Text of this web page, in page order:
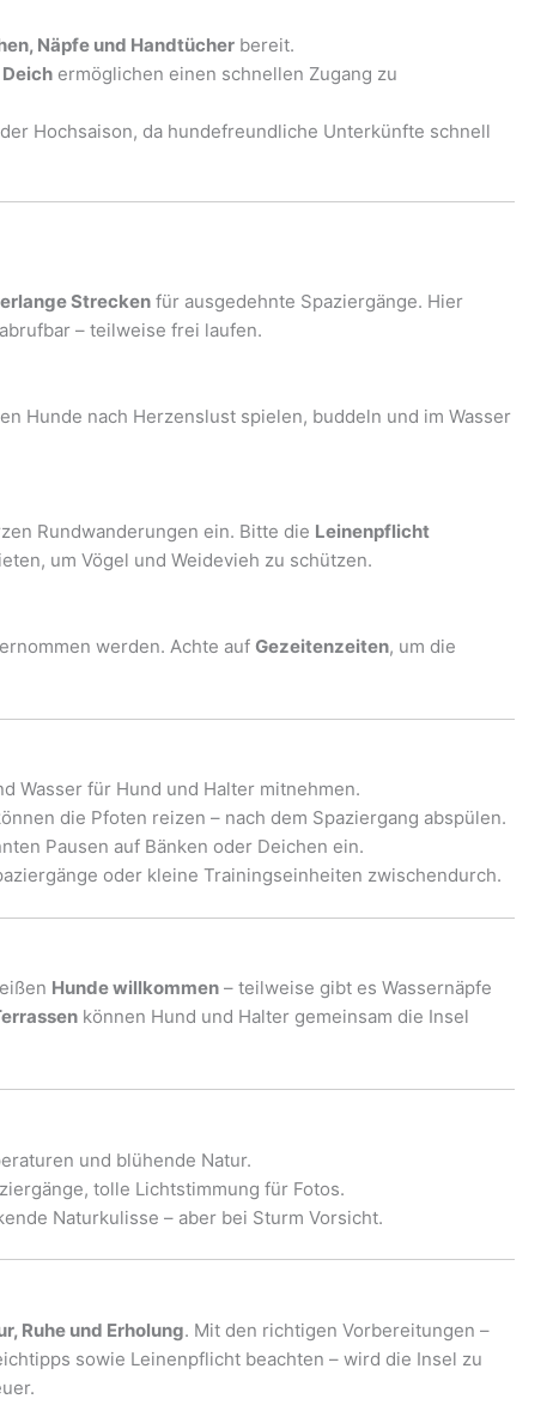
Näpfe und Handtücher bereit.
ermöglichen einen schnellen Zugang zu
Hochsaison, da hundefreundliche Unterkünfte schnell
Strecken für ausgedehnte Spaziergänge. Hier
– teilweise frei laufen.
Hunde nach Herzenslust spielen, buddeln und im Wasser
Rundwanderungen ein. Bitte die Leinenpflicht
um Vögel und Weidevieh zu schützen.
werden. Achte auf Gezeitenzeiten, um die
Wasser für Hund und Halter mitnehmen.
die Pfoten reizen – nach dem Spaziergang abspülen.
Pausen auf Bänken oder Deichen ein.
oder kleine Trainingseinheiten zwischendurch.
Hunde willkommen – teilweise gibt es Wassernäpfe
können Hund und Halter gemeinsam die Insel
und blühende Natur.
tolle Lichtstimmung für Fotos.
Naturkulisse – aber bei Sturm Vorsicht.
Ruhe und Erholung. Mit den richtigen Vorbereitungen –
sowie Leinenpflicht beachten – wird die Insel zu